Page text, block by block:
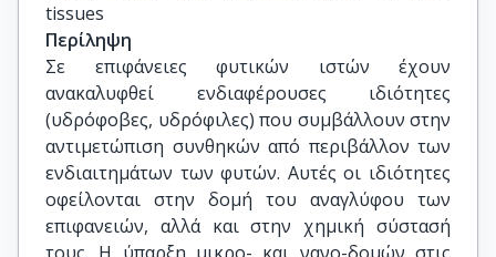
tissues
Περίληψη
Σε επιφάνειες φυτικών ιστών έχουν
ανακαλυφθεί ενδιαφέρουσες ιδιότητες
(υδρόφοβες, υδρόφιλες) που συμβάλλουν στην
αντιμετώπιση συνθηκών από περιβάλλον των
ενδιαιτημάτων των φυτών. Αυτές οι ιδιότητες
οφείλονται στην δομή του αναγλύφου των
επιφανειών, αλλά και στην χημική σύστασή